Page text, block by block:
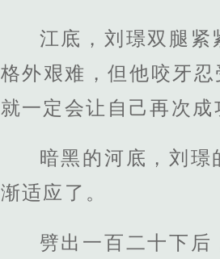
江底，刘璟双腿紧
格外艰难，但他咬牙
就一定会让自己再次成
暗黑的河底，刘
渐适应了。
劈出一百二十下后